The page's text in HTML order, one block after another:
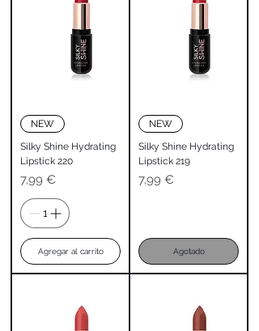
NEW
Silky Shine Hydrating
Lipstick 220
Precio
7,99 €
Agregar al carrito
NEW
Silky Shine Hydrating
Lipstick 219
Precio
7,99 €
Agotado